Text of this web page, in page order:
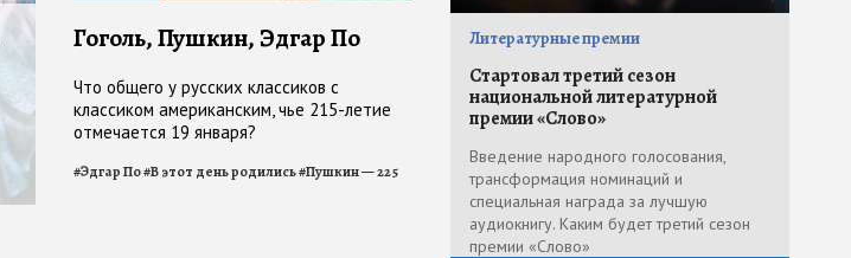
Гоголь, Пушкин, Эдгар По
Что общего у русских классиков с
классиком американским, чье 215-летие
отмечается 19 января?
#Эдгар По#В этот день родились#Пушкин — 225
Литературные премии
Стартовал третий сезон
национальной литературной
премии «Слово»
Введение народного голосования,
трансформация номинаций и
специальная награда за лучшую
аудиокнигу. Каким будет третий сезон
премии «Слово»